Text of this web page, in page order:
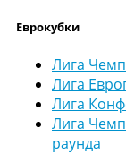
Еврокубки
Лига
Лига
Лига
Лига
раунда